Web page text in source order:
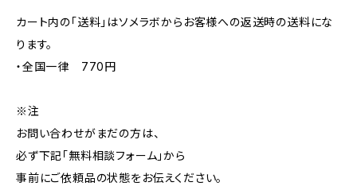
カート内の「送料」はソメラボからお客様への返送時の送料にな
ります。
・全国一律 770円
※注
お問い合わせがまだの方は、
必ず下記「無料相談フォーム」から
事前にご依頼品の状態をお伝えください。